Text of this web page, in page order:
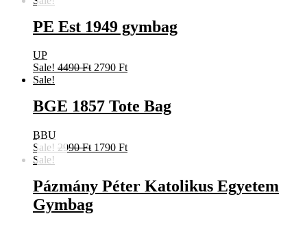
bag
quantity
PE Est 1949 gymbag
UP
Sale! 4490Ft Original
4490 Ft.
2790 FtCurrent
2790 Ft.
Sale!
BGE 1857 Tote Bag
BBU
Sale! 2990Ft Original
2990 Ft.
1790 FtCurrent
1790 Ft.
Sale!
Pázmány Péter Katolikus Egyetem
Gymbag